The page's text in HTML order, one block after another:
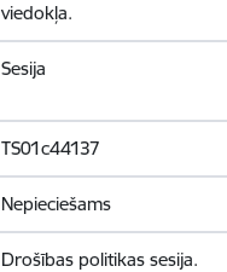
viedokļa.
Sesija
TS01c44137
Nepieciešams
Drošības politikas sesija.